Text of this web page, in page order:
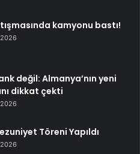
kamyonu bastı!
değil: Almanya’nın yeni
dikkat çekti
Töreni Yapıldı